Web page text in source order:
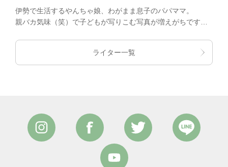
伊勢で生活するやんちゃ娘、わがまま息子のパパママ。
親バカ気味（笑）で子どもが写りこむ写真が増えがちです
ライター一覧